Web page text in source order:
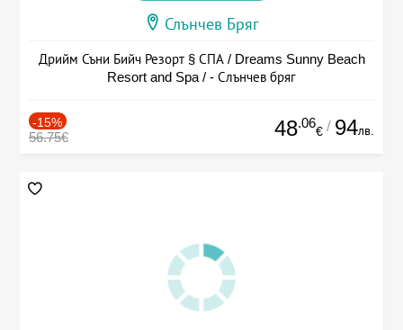
Слънчев Бряг
Дрийм Съни Бийч Резорт § СПА / Dreams Sunny Beach
Resort and Spa / - Слънчев бряг
-15%
56.75€ 48.06
€ / 94лв.